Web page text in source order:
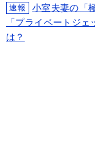
速報
小室夫妻の「
「プライベートジ
は？